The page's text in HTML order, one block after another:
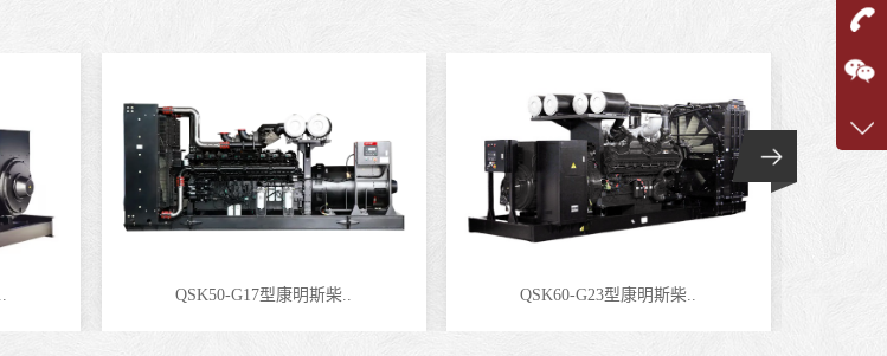
QSK50-G17型康明斯柴.. QSK60-G23型康明斯柴..
在
咨询
客服